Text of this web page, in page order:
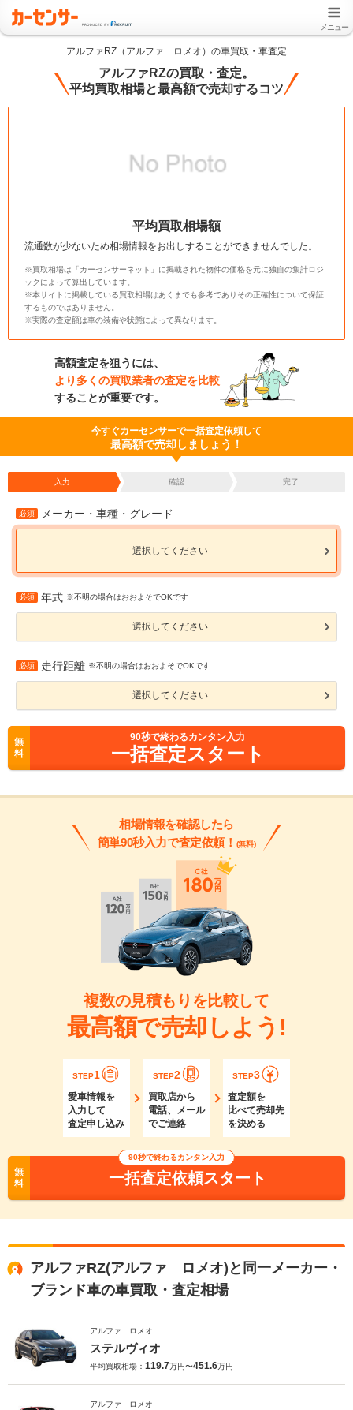
メニュー
アルファRZ（アルファ ロメオ）の車買取・車査定
アルファRZの買取・査定。
平均買取相場と最高額で売却するコツ
平均買取相場額
流通数が少ないため相場情報をお出しすることができませんでした。
※買取相場は「カーセンサーネット」に掲載された物件の価格を元に独自の集計ロジ
ックによって算出しています。
※本サイトに掲載している買取相場はあくまでも参考でありその正確性について保証
するものではありません。
※実際の査定額は車の装備や状態によって異なります。
高額査定を狙うには、
より多くの買取業者の査定を比較
することが重要です。
今すぐカーセンサーで一括査定依頼して
最高額で売却しましょう！
入力 確認 完了
必須 メーカー・車種・グレード
選択してください
必須 年式 ※不明の場合はおおよそでOKです
選択してください
必須 走行距離 ※不明の場合はおおよそでOKです
選択してください
無
料
90秒で終わるカンタン入力
一括査定スタート
相場情報を確認したら
簡単90秒入力で査定依頼！ (無料)
複数の見積もりを比較して
最高額で売却しよう!
STEP1
愛車情報を
入力して
査定申し込み
STEP2
買取店から
電話、メール
でご連絡
STEP3
査定額を
比べて売却先
を決める
無
料
90秒で終わるカンタン入力
一括査定依頼スタート
アルファRZ(アルファ ロメオ)と同一メーカー・
ブランド車の車買取・査定相場
アルファ ロメオ
ステルヴィオ
平均買取相場： 119.7万円〜451.6万円
アルファ ロメオ